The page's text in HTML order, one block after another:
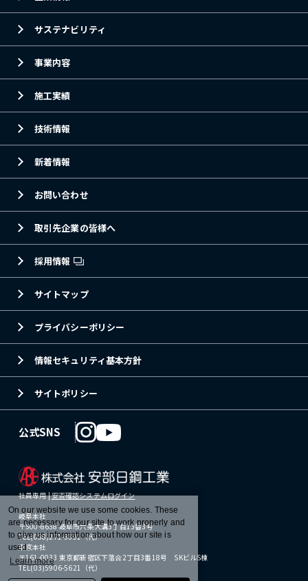
サステナビリティ
事業内容
施工実績
技術情報
新着情報
お問い合わせ
取引先企業の皆様へ
採用情報
サイトマップ
プライバシーポリシー
情報セキュリティ基本方針
サイトポリシー
公式SNS
社員専用 |安否確認システムログイン
岐阜本社
〒500-8638 岐阜市六条大溝3丁目13番3号
TEL(058)271-3391（代）
東京本社
〒161-0033 東京都新宿区下落合2丁目3番18号 SKビルS棟
TEL(03)5906-5621（代）
On our website we use some cookies. These
are necessary for our site to work properly and
to give us information about how our site is
used.
Learn more